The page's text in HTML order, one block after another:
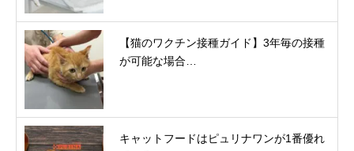
【猫のワクチン接種ガイド】3年毎の接種
が可能な場合…
キャットフードはピュリナワンが1番優れ